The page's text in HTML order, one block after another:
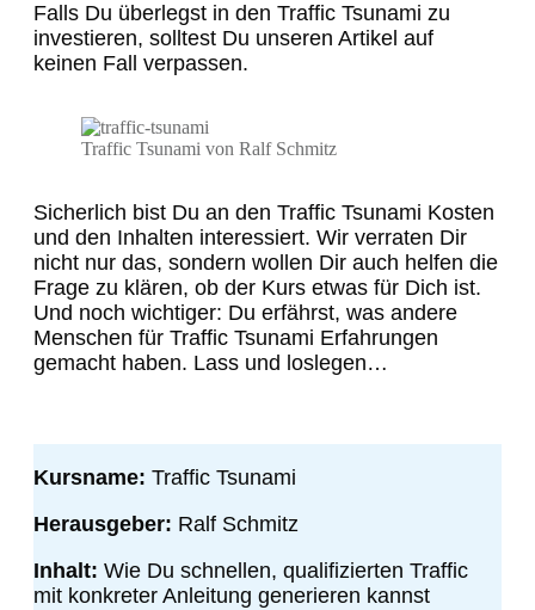
Falls Du überlegst in den Traffic Tsunami zu
investieren, solltest Du unseren Artikel auf
keinen Fall verpassen.
Traffic Tsunami von Ralf Schmitz
Sicherlich bist Du an den Traffic Tsunami Kosten
und den Inhalten interessiert. Wir verraten Dir
nicht nur das, sondern wollen Dir auch helfen die
Frage zu klären, ob der Kurs etwas für Dich ist.
Und noch wichtiger: Du erfährst, was andere
Menschen für Traffic Tsunami Erfahrungen
gemacht haben. Lass und loslegen…
Kursname: Traffic Tsunami
Herausgeber: Ralf Schmitz
Inhalt: Wie Du schnellen, qualifizierten Traffic
mit konkreter Anleitung generieren kannst